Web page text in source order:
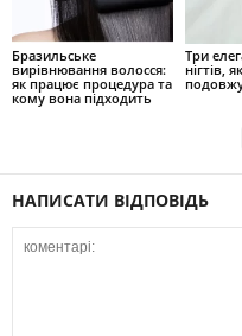
Бразильське
вирівнювання волосся:
як працює процедура та
кому вона підходить
Три
нігтів,
НАПИСАТИ ВІДПОВІДЬ